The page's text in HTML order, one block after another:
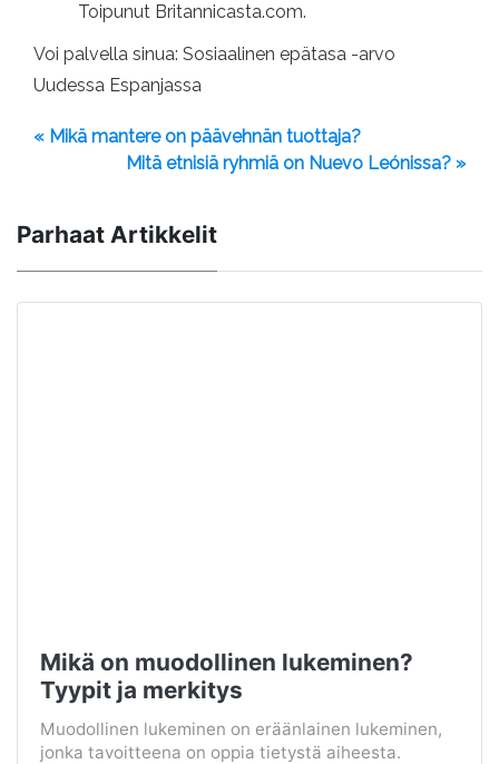
Toipunut Britannicasta.com.
Voi palvella sinua: Sosiaalinen epätasa -arvo
Uudessa Espanjassa
« Mikä mantere on päävehnän tuottaja?
Mitä etnisiä ryhmiä on Nuevo Leónissa? »
Parhaat Artikkelit
Mikä on muodollinen lukeminen?
Tyypit ja merkitys
Muodollinen lukeminen on eräänlainen lukeminen,
jonka tavoitteena on oppia tietystä aiheesta.